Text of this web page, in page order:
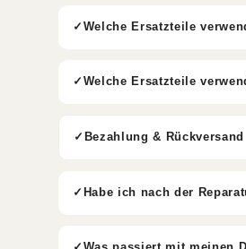
Welche Ersatzteile
Welche Ersatzteile
Bezahlung & Rückversand
Habe ich nach der